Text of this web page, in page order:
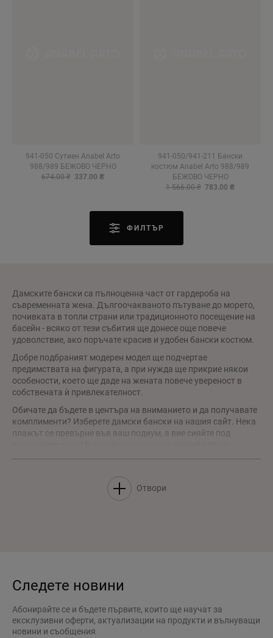
941-050 Сутиен Anabel Arto
988/989 БЕЖОВО ЧЕРНО
674.00 ₴ 337.00 ₴
941-050/941-211 Бански
костюм Anabel Arto 988/989
БЕЖОВО ЧЕРНО
1 566.00 ₴ 783.00 ₴
ФИЛТЪР
Дамските бански са пълноценна част от гардероба на
съвременната жена. Дългоочакваното пътуване до морето,
почивката в топли страни или традиционното посещение на
басейн - всяко от тези събития ще донесе още повече
удоволствие, ако поръчате красив и удобен бански костюм.
Добре подбраният модерен модел ще подчертае
предимствата на фигурата, а при нужда ще прикрие някои
особености, което ще даде на жената повече увереност в
собствената ѝ привлекателност.
Обичате да бъдете в центъра на вниманието и да получавате
комплименти? Изберете дамски бански на нашия сайт. Нека
плажът се превърне във ваш подиум, а вие сияйте под
Нашите модели са създадени специално за вашата
комфортна почивка и удоволствие.
стилни нови предложения.
1. целите моделиса популярни сред жените, които искат да
прикрият корема, леко да оформят силуета, да подчертаят
Отвори
Следете новини
Абонирайте се и бъдете първите, които ще научат за
ексклузивни оферти, актуализации на продукти и вълнуващи
новини и съобщения